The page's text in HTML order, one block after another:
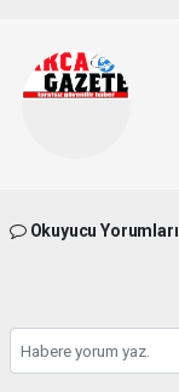
Okuyucu Yorumları